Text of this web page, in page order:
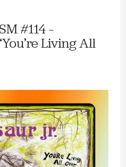
#114 –
Living All